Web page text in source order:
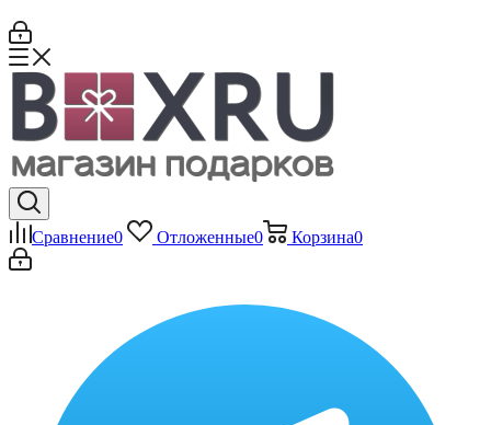
Сравнение0 Отложенные0 Корзина0